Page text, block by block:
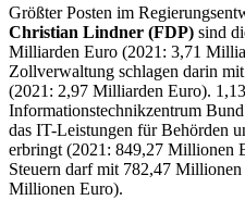
Größter Posten im
Christian Lindner (FDP) sind
Milliarden Euro (2021: 3,71
Zollverwaltung schlagen darin
(2021: 2,97 Milliarden Euro).
Informationstechnikzentrum
das IT-Leistungen für Behörden
erbringt (2021: 849,27 Millionen
Steuern darf mit 782,47
Millionen Euro).